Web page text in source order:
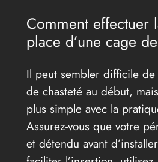
Comment effectuer
place d’une cage
Il peut sembler difficile
de chasteté au début,
plus simple avec la
Assurez-vous que votre
et détendu avant